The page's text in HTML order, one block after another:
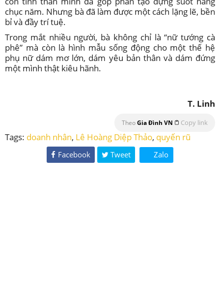
chục năm. Nhưng bà đã làm được một cách lặng lẽ, bền
bỉ và đầy trí tuệ.
Trong mắt nhiều người, bà không chỉ là “nữ tướng cà
phê” mà còn là hình mẫu sống động cho một thế hệ
phụ nữ dám mơ lớn, dám yêu bản thân và dám đứng
một mình thật kiêu hãnh.
T. Linh
TheoGia Đình VN Copy link
Tags: doanh nhân, Lê Hoàng Diệp Thảo, quyến rũ
Facebook Tweet Zalo